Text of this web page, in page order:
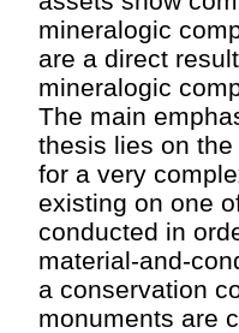
mineralogic
are a direct
mineralogic
The main
thesis lies on
for a very
existing on one
conducted in
material-and-
a conservation
monuments are